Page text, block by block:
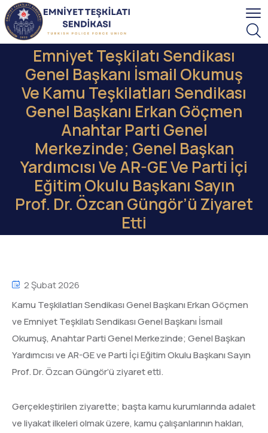
Emniyet Teşkilatı Sendikası
Genel Başkanı İsmail Okumuş
Ve Kamu Teşkilatları Sendikası
Genel Başkanı Erkan Göçmen
Anahtar Parti Genel
Merkezinde; Genel Başkan
Yardımcısı Ve AR-GE Ve Parti İçi
Eğitim Okulu Başkanı Sayın
Prof. Dr. Özcan Güngör’ü Ziyaret
Etti
2 Şubat 2026
Kamu Teşkilatları Sendikası Genel Başkanı Erkan Göçmen
ve Emniyet Teşkilatı Sendikası Genel Başkanı İsmail
Okumuş, Anahtar Parti Genel Merkezinde; Genel Başkan
Yardımcısı ve AR-GE ve Parti İçi Eğitim Okulu Başkanı Sayın
Prof. Dr. Özcan Güngör’ü ziyaret etti.
Gerçekleştirilen ziyarette; başta kamu kurumlarında adalet
ve liyakat ilkeleri olmak üzere, kamu çalışanlarının hakları,